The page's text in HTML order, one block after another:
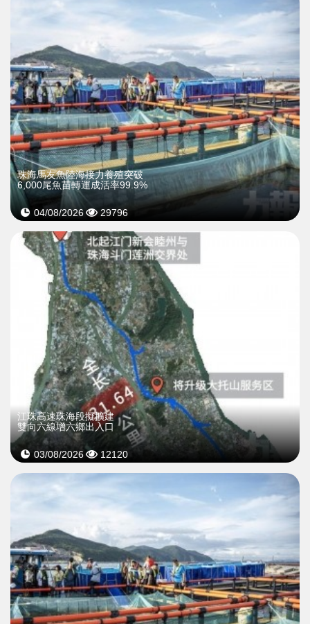
珠海馬友魚陸海接力養殖突破
6,000尾魚苗轉運成活率99.9%
04/08/2026 29796
江珠高速珠海段擬擴建
雙向六線增六鄉出入口
03/08/2026 12120